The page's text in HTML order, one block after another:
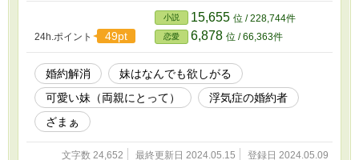
アリスティア。 もともと家を出る計画を立てていたので、ここか
ら幸せに………と思ったらまた妹がやってきて、今度はアリスティ
アの今の生活を欲しがった。 だったら、この生活もあげるわ。 だ
けどね、キャサリン……わたしの本当に愛する人たちだけはあげら
れないの。 キャサリン達に痛い目に遭わせて……アリスティアは
幸せになります！
24h.ポイント 49pt
小説 15,655 位 / 228,744件
恋愛 6,878 位 / 66,363件
婚約解消
妹はなんでも欲しがる
可愛い妹（両親にとって）
浮気症の婚約者
ざまぁ
文字数 24,652 最終更新日 2024.05.15 登録日 2024.05.09